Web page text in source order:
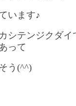
います♪
シテンジクダイ
って
う(^^)